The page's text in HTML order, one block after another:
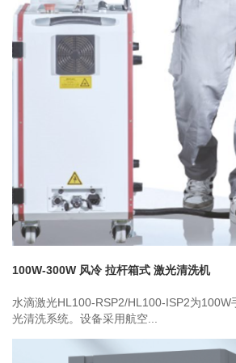
100W-300W 风冷 拉杆箱式 激光清洗机
水滴激光HL100-RSP2/HL100-ISP2为100W
光清洗系统。设备采用航空...